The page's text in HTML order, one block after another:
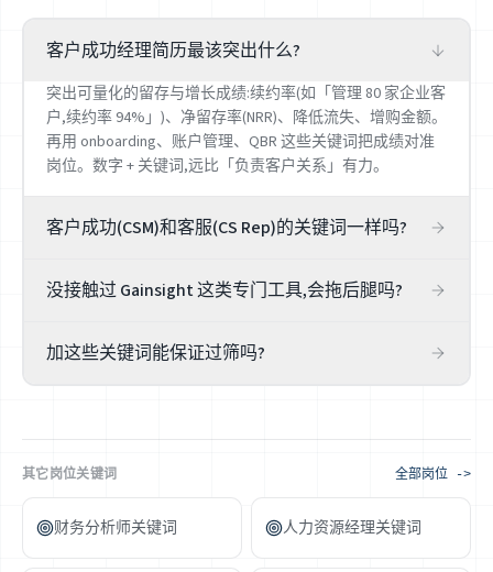
客户成功经理简历最该突出什么?
突出可量化的留存与增长成绩:续约率(如「管理 80 家企业客
户,续约率 94%」)、净留存率(NRR)、降低流失、增购金额。
再用 onboarding、账户管理、QBR 这些关键词把成绩对准
岗位。数字 + 关键词,远比「负责客户关系」有力。
客户成功(CSM)和客服(CS Rep)的关键词一样吗?
ticket、CSAT);客户成功偏「主动经营账户、驱动续约与增
NRR)。按你的真实岗位选关键词,别把两个岗位混着写。
没接触过 Gainsight 这类专门工具,会拖后腿吗?
是加分,但很多公司用 Salesforce / HubSpot 顶替。如实写你
真用过的;没用过专门 CSM 平台的,把你「如何主动管理账
加这些关键词能保证过筛吗?
清缺口,但不卖「保证过筛」的焦虑。
其它岗位关键词 全部岗位 ->
财务分析师关键词 人力资源经理关键词